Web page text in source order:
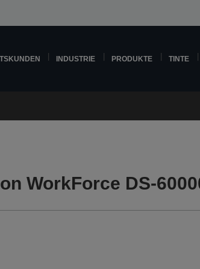
INDUSTRIE PRODUKTE TINTE
WorkForce DS-